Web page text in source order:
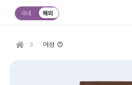
국내 해외
여성